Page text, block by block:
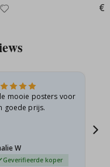
€
mooie posters voor
goede prijs.
W
Geverifieerde koper